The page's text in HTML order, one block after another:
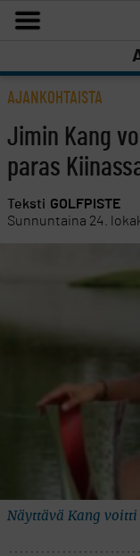
AJANKOHTAISTA
Jimin Kang
paras
Teksti GOLFPISTE
Sunnuntaina 24.
Näyttävä Kang